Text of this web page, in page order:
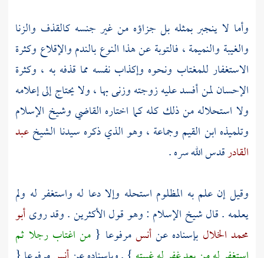
وأما لا ينجبر بمثله بل جزاؤه من غير جنسه كالقذف والزنا
والغيبة والنميمة ، فالتوبة عن هذا النوع بالندم والإقلاع وكثرة
الاستغفار للمغتاب ونحوه وإكذاب نفسه مما قذفه به ، وكثرة
الإحسان لمن أفسد عليه زوجته وزنى بها ، ولا يحتاج إلى إعلامه
ولا استحلاله من ذلك كله كما اختاره القاضي وشيخ الإسلام
وتلميذه ابن القيم وجماعة ، وهو الذي ذكره سيدنا الشيخعبد
القادرقدس الله سره .
وقيل إن علم به المظلوم استحله وإلا دعا له واستغفر له ولم
يعلمه . قال شيخ الإسلام : وهو قول الأكثرين . وقد روىأبو
محمد الخلال بإسناده عنأنسمرفوعا { من اغتاب رجلا ثم